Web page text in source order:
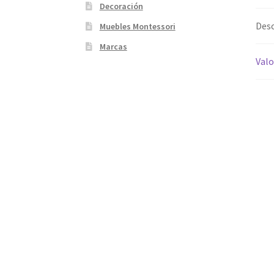
Decoración
Muebles Montessori
Marcas